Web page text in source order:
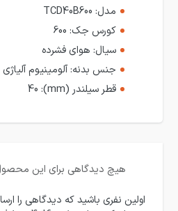
مدل: TCD40B600
کورس جک: 600
سیال: هوای فشرده
جنس بدنه:آلومینیوم آلیاژی
قطر سیلندر (mm):
40
هیچ دیدگاهی برای این
اولین نفری باشید که دیدگاهی را